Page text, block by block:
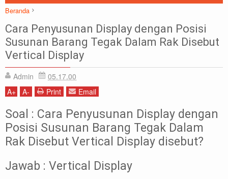
Beranda
Artikel
DISPLAY
Soal Jawab
Cara Penyusunan Display dengan Posisi Susunan Barang Tegak Dalam
Rak Disebut Vertical Display
Cara Penyusunan Display dengan Posisi
Susunan Barang Tegak Dalam Rak Disebut
Vertical Display
Admin
05.17.00
A+ A- Print Email
Soal : Cara Penyusunan Display dengan
Posisi Susunan Barang Tegak Dalam
Rak Disebut Vertical Display disebut?
Jawab : Vertical Display